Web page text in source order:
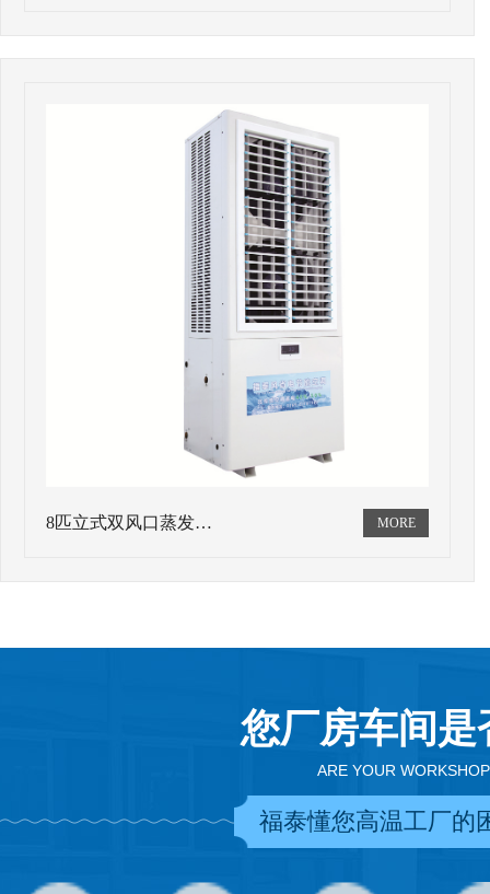
8匹立式双风口蒸发…
您厂房车间
ARE YOUR
福泰懂您高温工厂的